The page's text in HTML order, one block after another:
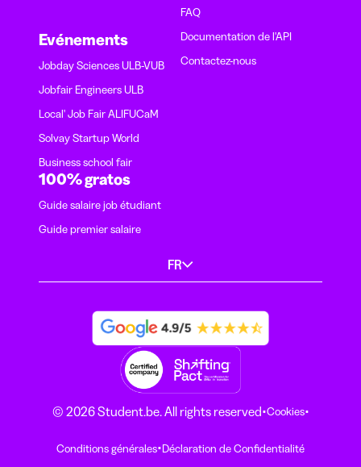
Evénements
Jobday Sciences ULB-VUB
Jobfair Engineers ULB
Local' Job Fair ALIFUCaM
Solvay Startup World
Business school fair
FAQ
Documentation de l'API
Contactez-nous
100% gratos
Guide salaire job étudiant
Guide premier salaire
FR
© 2026 Student.be. All rights reserved·Cookies·
Conditions générales·Déclaration de Confidentialité